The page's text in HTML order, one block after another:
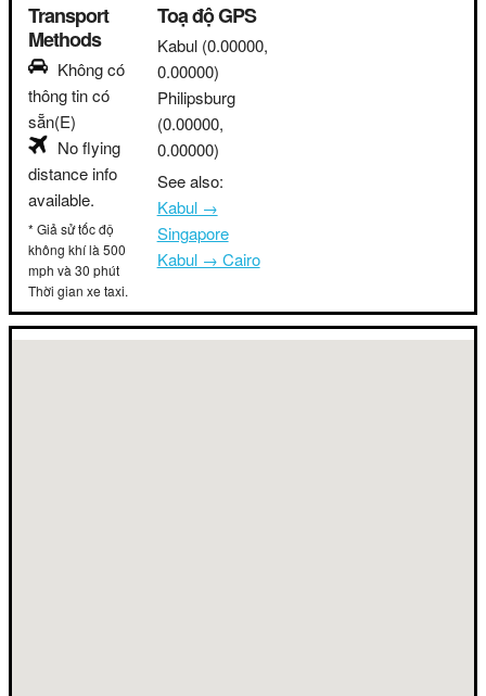
Transport
Methods
Không có
thông tin có
sẵn(E)
No flying
distance info
available.
* Giả sử tốc độ
không khí là 500
mph và 30 phút
Thời gian xe taxi.
Toạ độ GPS
Kabul (0.00000,
0.00000)
Philipsburg
(0.00000,
0.00000)
See also:
Kabul →
Singapore
Kabul → Cairo